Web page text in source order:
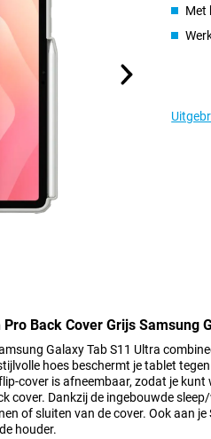
Met
Back Cover Grijs Samsung
Galaxy Tab S11 Ultra
hoes beschermt je tablet
cover is afneembaar, zodat je kunt
cover. Dankzij de ingebouwde
of sluiten van de cover. Ook aan je
houder.